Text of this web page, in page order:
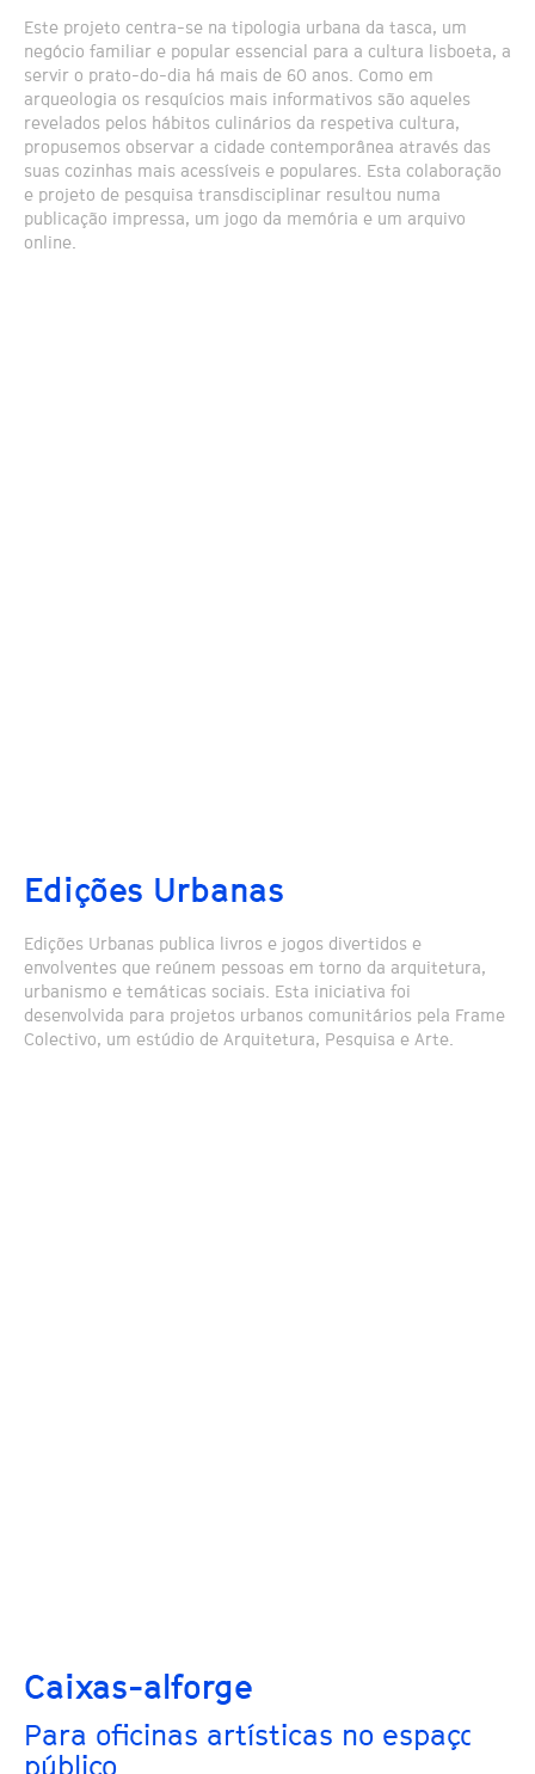
Este projeto centra-se na tipologia urbana da tasca, um
negócio familiar e popular essencial para a cultura lisboeta, a
servir o prato-do-dia há mais de 60 anos. Como em
arqueologia os resquícios mais informativos são aqueles
revelados pelos hábitos culinários da respetiva cultura,
propusemos observar a cidade contemporânea através das
suas cozinhas mais acessíveis e populares. Esta colaboração
e projeto de pesquisa transdisciplinar resultou numa
publicação impressa, um jogo da memória e um arquivo
online.
Edições Urbanas
Edições Urbanas publica livros e jogos divertidos e
envolventes que reúnem pessoas em torno da arquitetura,
urbanismo e temáticas sociais. Esta iniciativa foi
desenvolvida para projetos urbanos comunitários pela Frame
Colectivo, um estúdio de Arquitetura, Pesquisa e Arte.
Caixas-alforge
Para oficinas artísticas no espaço
público